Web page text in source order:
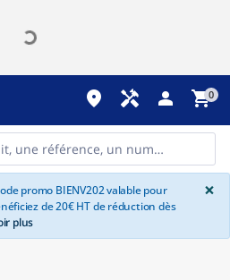
place handyman person shopping_cart0
promo BIENV202 valable pour
de 20€ HT de réduction dès
plus
×